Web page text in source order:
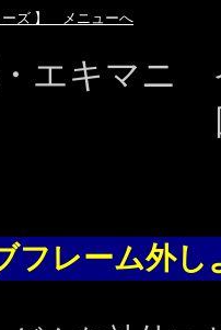
ズ 】 メニューへ
エキマニ
レーム外し